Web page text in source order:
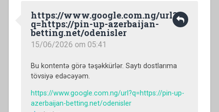
https://www.google.com.ng/url?
q=https://pin-up-azerbaijan-
betting.net/odenisler
15/06/2026 om 05:41
Bu kontentə görə təşəkkürlər. Saytı dostlarıma
tövsiyə edəcəyəm.
https://www.google.com.ng/url?q=https://pin-up-
azerbaijan-betting.net/odenisler